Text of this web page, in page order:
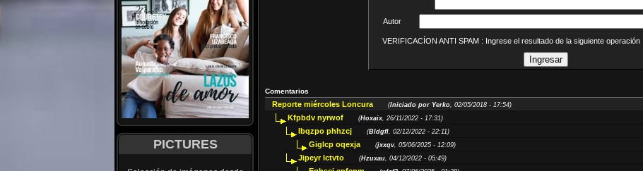
PICTURES
Autor
VERIFICACÍON ANTI SPAM : Ingrese el resultado de la siguiente operación
Comentarios
Reporte miércoles Loncura (Iniciado por Yerko, 02/05/2018 - 17:54)
Kfpbdv nyrwof (Hoxaix, 26/11/2022 - 17:31)
Ibqzpo phhzcj (Bldgfl, 02/12/2022 - 22:11)
Giglcp oqexja (jxxqv, 05/06/2025 - 12:09)
Jipeyr lctvto (Hzuxau, 04/12/2022 - 05:49)